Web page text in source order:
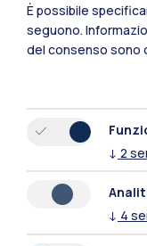
Polimi
Tutti i siti dell’ecosistema
È possibile
seguono.
del consenso sono
↓ 2
↓ 4